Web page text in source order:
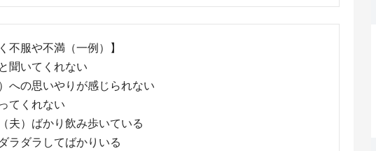
不服や不満（一例）】
聞いてくれない
への思いやりが感じられない
てくれない
夫）ばかり飲み歩いている
ラダラしてばかりいる